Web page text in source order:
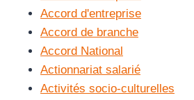
Accord d'entreprise
Accord de branche
Accord National
Actionnariat salarié
Activités socio-culturelles